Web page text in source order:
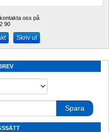
oss på
90
Skriv ut
Spara